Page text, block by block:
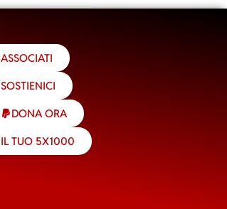
ASSOCIATI
SOSTIENICI
DONA ORA
IL TUO 5X1000